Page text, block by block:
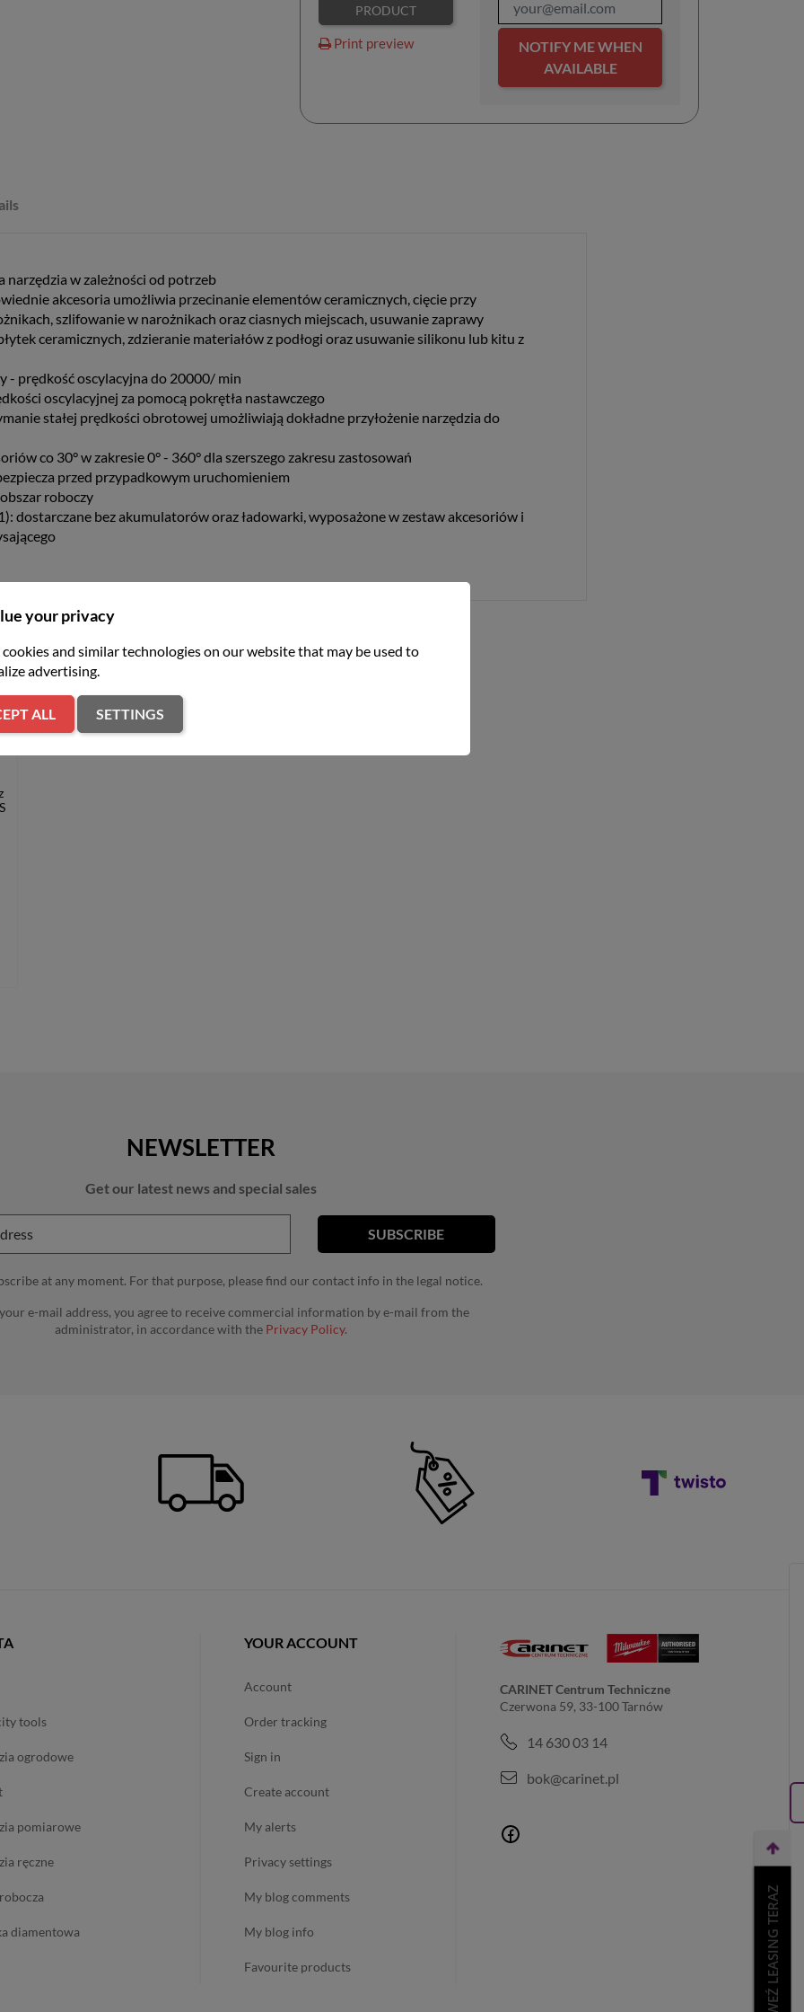
PRODUCT
Print preview
NOTIFY ME WHEN
AVAILABLE
w zależności od potrzeb
akcesoria umożliwia przecinanie elementów ceramicznych, cięcie przy
szlifowanie w narożnikach oraz ciasnych miejscach, usuwanie zaprawy
ceramicznych, zdzieranie materiałów z podłogi oraz usuwanie silikonu lub kitu z
- prędkość oscylacyjna do 20000/ min
oscylacyjnej za pomocą pokrętła nastawczego
stałej prędkości obrotowej umożliwiają dokładne przyłożenie narzędzia do
co 30° w zakresie 0° - 360° dla szerszego zakresu zastosowań
przed przypadkowym uruchomieniem
roboczy
dostarczane bez akumulatorów oraz ładowarki, wyposażone w zestaw akcesoriów i
NEWSLETTER
Get our latest news and special sales
at any moment. For that purpose, please find our contact info in the legal notice.
e-mail address, you agree to receive commercial information by e-mail from the
administrator, in accordance with the Privacy Policy.
tools
ogrodowe
pomiarowe
ręczne
robocza
diamentowa
YOUR ACCOUNT
account
order tracking
sign in
create account
my alerts
privacy settings
my blog comments
my blog info
favourite products
CARINET Centrum Techniczne
Czerwona 59, 33-100 Tarnów
14 630 03 14
bok@carinet.pl
your privacy
cookies and similar technologies on our website that may be used to
advertising.
ALL SETTINGS
WEŹ LEASING TERAZ